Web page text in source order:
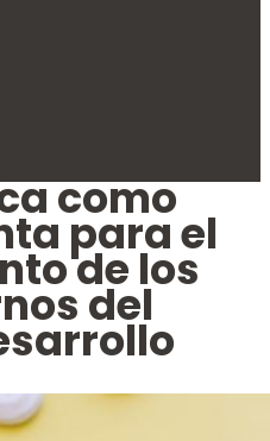
como
para el
de los
del